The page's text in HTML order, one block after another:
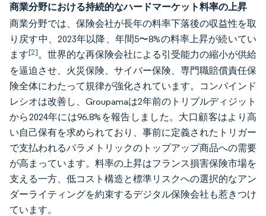
商業分野における持続的なハードマーケット料率の上昇
商業分野では、保険会社が長年の料率下落後の収益性を取
り戻す中、2023年以降、年間5〜8%の料率上昇が続いてい
ます[2]。世界的な再保険会社による引受能力の縮小が供給
を逼迫させ、火災保険、サイバー保険、専門職賠償責任保
険全体にわたって規律が強化されています。コンバインド
レシオは改善し、Groupamaは2年前のトリプルディジット
から2024年には96.8%を報告しました。大口顧客はより高
い自己保有を求められており、事前に定義されたトリガー
で支払われるパラメトリックのトップアップ商品への需要
が高まっています。料率の上昇はフランス損害保険市場を
支える一方、低コスト構造と標準リスクへの選択的なアン
ダーライティングを約束するデジタル保険会社も惹きつけ
ています。